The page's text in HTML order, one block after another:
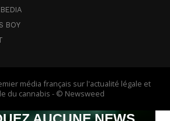
BOY
média français sur l'actualité légale et
du cannabis - © Newsweed